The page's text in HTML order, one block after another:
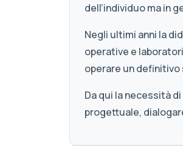
dell’individuo ma in
Negli ultimi anni la
operative e
operare un
Da qui la necessità
progettuale,